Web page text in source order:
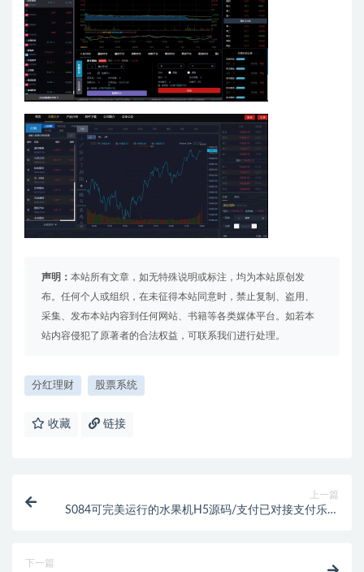
声明： 本站所有文章，如无特殊说明或标注，均为本站原创发
布。任何个人或组织，在未征得本站同意时，禁止复制、盗用、
采集、发布本站内容到任何网站、书籍等各类媒体平台。如若本
站内容侵犯了原著者的合法权益，可联系我们进行处理。
分红理财 股票系统
收藏 链接
上一篇
S084可完美运行的水果机H5源码/支付已对接支付乐个
下一篇